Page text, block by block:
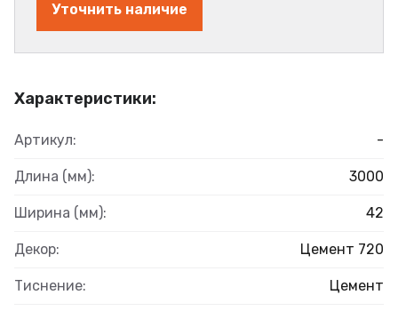
Характеристики:
Артикул: -
Длина (мм): 3000
Ширина (мм): 42
Декор: Цемент 720
Тиснение: Цемент
Уточнить наличие